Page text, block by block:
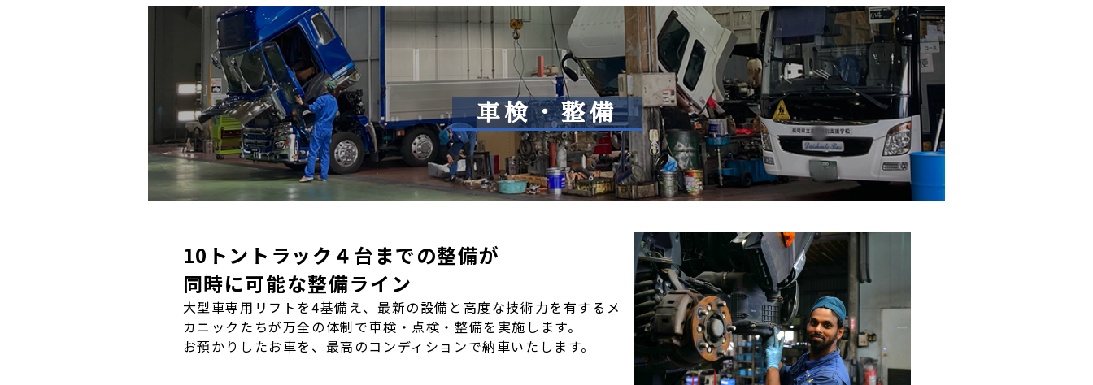
車検・整備
10トントラック４台までの整備が
同時に可能な整備ライン
大型車専用リフトを4基備え、最新の設備と高度な技術力を有するメ
カニックたちが万全の体制で車検・点検・整備を実施します。
お預かりしたお車を、最高のコンディションで納車いたします。